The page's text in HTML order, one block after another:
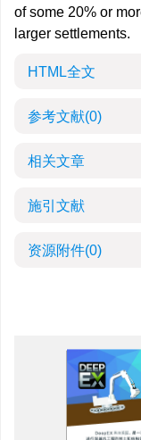
of some 20% or
larger settlements.
HTML全文
参考文献(0)
相关文章
施引文献
资源附件(0)